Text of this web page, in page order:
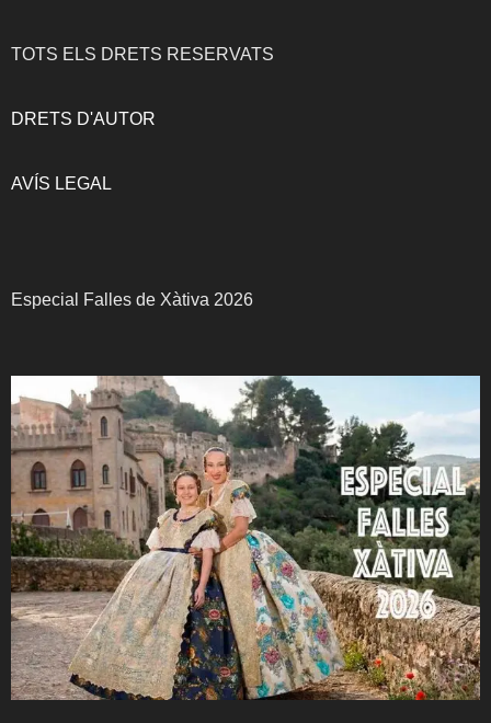
TOTS ELS DRETS RESERVATS
DRETS D'AUTOR
AVÍS LEGAL
Especial Falles de Xàtiva 2026